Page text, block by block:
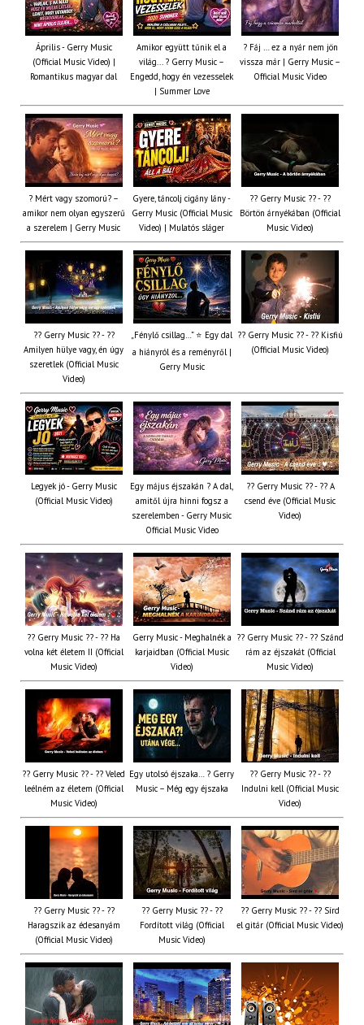
Április - Gerry Music
(Official Music Video) |
Romantikus magyar dal
Amikor együtt tűnik el a
világ... ? Gerry Music –
Engedd, hogy én vezesselek
| Summer Love
? Fáj … ez a nyár nem jön
vissza már | Gerry Music –
Official Music Video
? Mért vagy szomorú? –
amikor nem olyan egyszerű
a szerelem | Gerry Music
Gyere, táncolj cigány lány -
Gerry Music (Official Music
Video) | Mulatós sláger
?? Gerry Music ?? - ??
Börtön árnyékában (Official
Music Video)
?? Gerry Music ?? - ??
Amilyen hülye vagy, én úgy
szeretlek (Official Music
Video)
„Fénylő csillag…” ⭐ Egy dal
a hiányról és a reményről |
Gerry Music
?? Gerry Music ?? - ?? Kisfiú
(Official Music Video)
Legyek jó - Gerry Music
(Official Music Video)
Egy május éjszakán ? A dal,
amitől újra hinni fogsz a
szerelemben - Gerry Music
Official Music Video
?? Gerry Music ?? - ?? A
csend éve (Official Music
Video)
?? Gerry Music ?? - ?? Ha
volna két életem II (Official
Music Video)
Gerry Music - Meghalnék a
karjaidban (Official Music
Video)
?? Gerry Music ?? - ?? Szánd
rám az éjszakát (Official
Music Video)
?? Gerry Music ?? - ?? Veled
leélném az életem (Official
Music Video)
Egy utolsó éjszaka… ? Gerry
Music – Még egy éjszaka
?? Gerry Music ?? - ??
Indulni kell (Official Music
Video)
?? Gerry Music ?? - ??
Haragszik az édesanyám
(Official Music Video)
?? Gerry Music ?? - ??
Fordított világ (Official
Music Video)
?? Gerry Music ?? - ?? Sírd
el gitár (Official Music Video)